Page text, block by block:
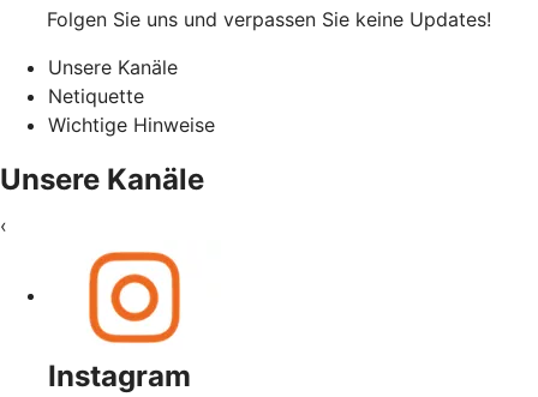
Folgen Sie uns und verpassen Sie keine Updates!
Unsere Kanäle
Netiquette
Wichtige Hinweise
Unsere Kanäle
‹
Instagram